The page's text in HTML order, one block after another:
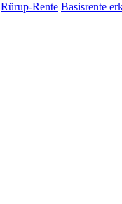
Rürup-Rente Basisrente